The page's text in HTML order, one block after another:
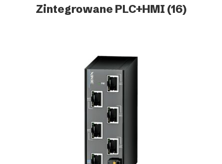
Zintegrowane PLC+HMI (16)